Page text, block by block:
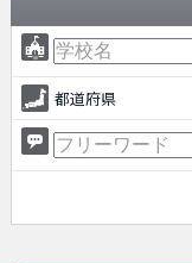
都道府県